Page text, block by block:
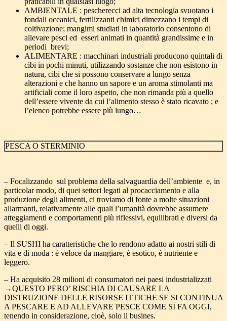
AMBIENTALE : pescherecci ad alta tecnologia svuotano i
fondali oceanici, fertilizzanti chimici dimezzano i tempi di
coltivazione; mangimi studiati in laboratorio consentono di
allevare pesci ed esseri animati in quantità grandissime e in
periodi brevi;
ALIMENTARE : macchinari industriali producono quintali di
cibi in pochi minuti, utilizzando sostanze che non esistono in
natura, cibi che si possono conservare a lungo senza
alterazioni e che hanno un sapore e un aroma stimolanti ma
artificiali come il loro aspetto, che non rimanda più a quello
dell’essere vivente da cui l’alimento stesso è stato ricavato ; e
l’elenco potrebbe essere più lungo…
PESCA O STERMINIO
– Focalizzando sul problema della salvaguardia dell’ambiente e, in
particolar modo, di quei settori legati al procacciamento e alla
produzione degli alimenti, ci troviamo di fonte a molte situazioni
allarmanti, relativamente alle quali l’umanità dovrebbe assumere
atteggiamenti e comportamenti più riflessivi, equilibrati e diversi da
quelli di oggi.
– Il SUSHI ha caratteristiche che lo rendono adatto ai nostri stili di
vita e di moda : è veloce da mangiare, è esotico, è nutriente e
leggero.
– Ha acquisito 28 milioni di consumatori nei paesi industrializzati
→QUESTO PERO’ RISCHIA DI CAUSARE LA
DISTRUZIONE DELLE RISORSE ITTICHE SE SI CONTINUA
A PESCARE E AD ALLEVARE PESCE COME SI FA OGGI,
tenendo in considerazione, cioè, solo il busines.